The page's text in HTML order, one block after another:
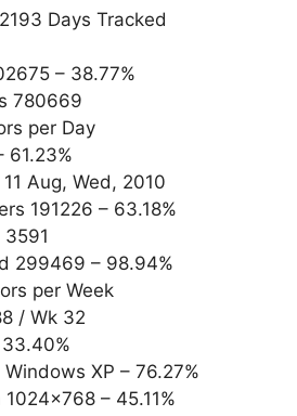
Days Tracked
– 38.77%
780669
per Day
61.23%
Aug, Wed, 2010
191226 – 63.18%
299469 – 98.94%
per Week
/ Wk 32
XP – 76.27%
– 45.11%